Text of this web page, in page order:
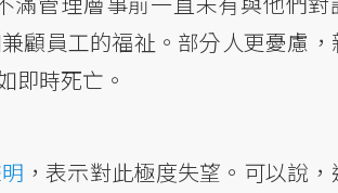
顧員工的福祉。部分人更憂慮，
即時死亡。
，表示對此極度失望。可以說，